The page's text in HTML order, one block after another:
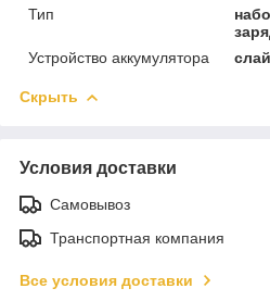
Тип
Устройство аккумулятора
Скрыть
Условия доставки
Самовывоз
Транспортная компания
Все условия доставки